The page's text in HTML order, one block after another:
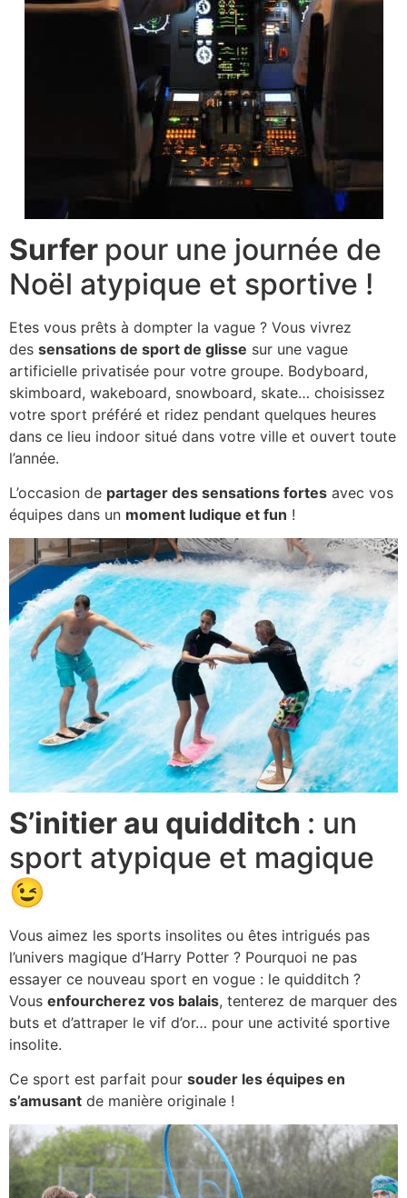
Surfer pour une journée de
Noël atypique et sportive !
Etes vous prêts à dompter la vague ? Vous vivrez
des sensations de sport de glisse sur une vague
artificielle privatisée pour votre groupe. Bodyboard,
skimboard, wakeboard, snowboard, skate… choisissez
votre sport préféré et ridez pendant quelques heures
dans ce lieu indoor situé dans votre ville et ouvert toute
l’année.
L’occasion de partager des sensations fortes avec vos
équipes dans un moment ludique et fun !
S’initier au quidditch : un
sport atypique et magique
😉
Vous aimez les sports insolites ou êtes intrigués pas
l’univers magique d’Harry Potter ? Pourquoi ne pas
essayer ce nouveau sport en vogue : le quidditch ?
Vous enfourcherez vos balais, tenterez de marquer des
buts et d’attraper le vif d’or… pour une activité sportive
insolite.
Ce sport est parfait pour souder les équipes en
s’amusant de manière originale !